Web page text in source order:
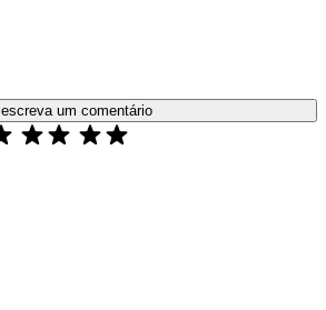
escreva um comentário